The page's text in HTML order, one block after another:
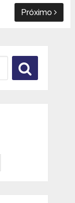
Próximo